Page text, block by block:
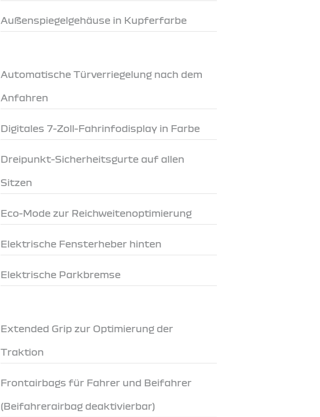
Außenspiegelgehäuse in Kupferfarbe
Automatische Türverriegelung nach dem
Anfahren
Digitales 7-Zoll-Fahrinfodisplay in Farbe
Dreipunkt-Sicherheitsgurte auf allen
Sitzen
Eco-Mode zur Reichweitenoptimierung
Elektrische Fensterheber hinten
Elektrische Parkbremse
Extended Grip zur Optimierung der
Traktion
Frontairbags für Fahrer und Beifahrer
(Beifahrerairbag deaktivierbar)